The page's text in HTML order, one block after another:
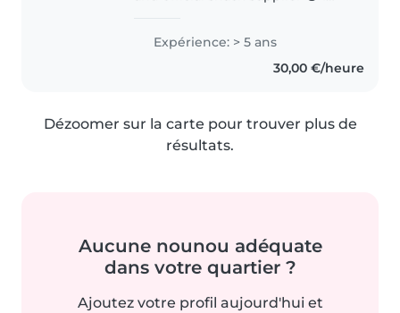
humans: just one bite” vs
absolutely not!” I can turn crying
concerts into laughing parties..
Expérience: > 5 ans
30,00 €/heure
Dézoomer sur la carte pour trouver plus de
résultats.
Aucune nounou adéquate
dans votre quartier ?
Ajoutez votre profil aujourd'hui et